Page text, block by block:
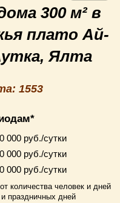
300 м² в
плато Ай-
Ялта
1553
000 руб./сутки
000 руб./сутки
000 руб./сутки
количества человек и дней
праздничных дней